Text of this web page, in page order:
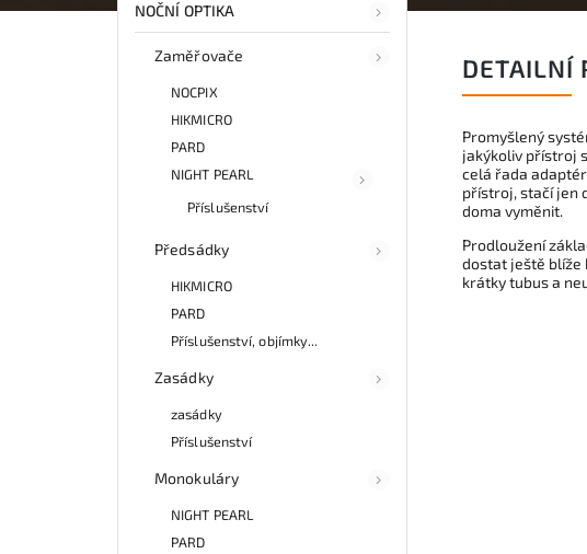
NOČNÍ OPTIKA
Zaměřovače
NOCPIX
HIKMICRO
PARD
NIGHT PEARL
Příslušenství
Předsádky
HIKMICRO
PARD
Příslušenství, objímky...
Zasádky
zasádky
Příslušenství
Monokuláry
NIGHT PEARL
PARD
DETAILNÍ
Promyšlený
jakýkoliv přístroj
celá řada
přístroj, stačí jen
doma vyměnit.
Prodloužení
dostat ještě blíže
krátky tubus a